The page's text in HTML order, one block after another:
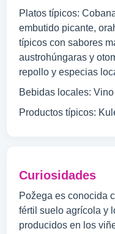
Platos típicos:
embutido picante,
típicos con sabores
austrohúngaras y
repollo y especias
Bebidas locales:
Productos típicos:
Curiosidades
Požega es conocida
fértil suelo agrícola y
producidos en los